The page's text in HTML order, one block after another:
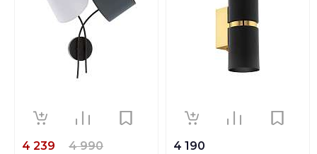
4 239 4 990 4 190